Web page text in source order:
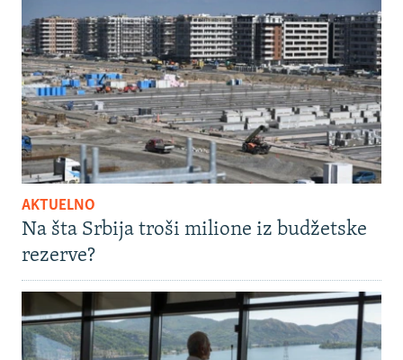
AKTUELNO
Na šta Srbija troši milione iz budžetske
rezerve?